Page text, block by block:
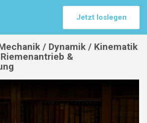
Jetzt loslegen
/ Dynamik / Kinematik
&